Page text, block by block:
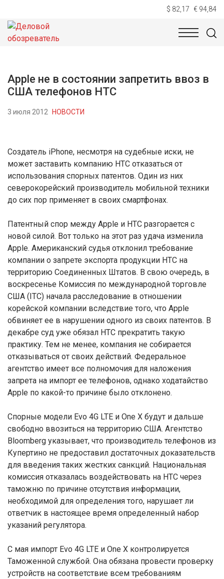
$ 82,17 € 94,84
НОВОСТИ
Apple не в состоянии запретить ввоз в
США телефонов HTC
3 июля 2012 НОВОСТИ
Создатель iPhone, несмотря на судебные иски, не
может заставить компанию HTC отказаться от
использования спорных патентов. Один из них
северокорейский производитель мобильной техники
до сих пор применяет в своих смартфонах.
Патентный спор между Apple и HTC разгорается с
новой силой. Вот только на этот раз удача изменила
Apple. Американский судья отклонил требование
компании о запрете экспорта продукции HTC на
территорию Соединенных Штатов. В свою очередь, в
воскресенье Комиссия по международной торговле
США (ITC) начала расследование в отношении
корейской компании вследствие того, что Apple
обвиняет ее в нарушении одного из своих патентов. В
декабре суд уже обязал HTC прекратить такую
практику. Тем не менее, компания не собирается
отказываться от своих действий. Федеральное
агентство имеет все полномочия для наложения
запрета на импорт ее телефонов, однако ходатайство
Apple по какой-то причине было отклонено.
Спорные модели Evo 4G LTE и One X будут и дальше
свободно ввозиться на территорию США. Агентство
Bloomberg указывает, что производитель телефонов из
Купертино не предоставил достаточных доказательств
для введения таких жестких санкций. Национальная
комиссия отказалась воздействовать на HTC через
таможню по причине отсутствия информации,
необходимой для определения того, нарушает ли
ответчик в настоящее время определенный набор
указаний регулятора.
С мая импорт Evo 4G LTE и One X контролируется
Таможенной службой. Она обязана провести проверку
устройств на соответствие всем требованиям